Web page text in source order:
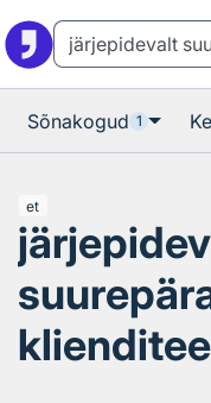
Sõnakogud 1
et